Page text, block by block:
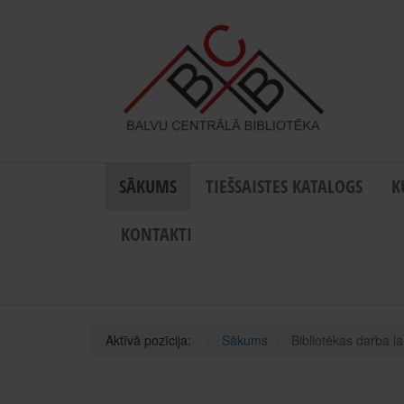
SĀKUMS TIEŠSAISTES KATALOGS
KONTAKTI
Aktīvā pozīcija: Sākums Bibliotēkas darba